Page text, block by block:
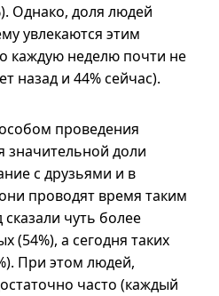
Однако, доля людей
увлекаются этим
каждую неделю почти не
назад и 44% сейчас).
проведения
значительной доли
с друзьями и в
проводят время таким
чуть более
а сегодня таких
При этом людей,
часто (каждый